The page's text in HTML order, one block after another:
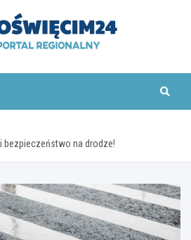
na drodze!